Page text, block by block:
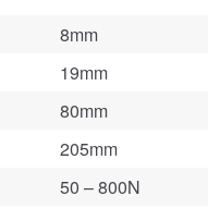
8mm
19mm
80mm
205mm
50 – 800N